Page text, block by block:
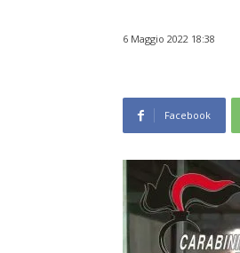
6 Maggio 2022 18:38
Facebook